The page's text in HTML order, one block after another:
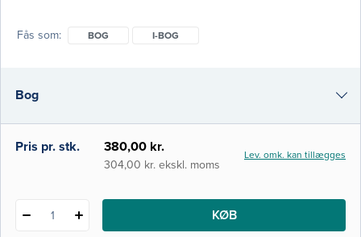
spiller i hverdagen - både i den private
om de sym
Fås som BOG I-BOG
Bog
i-bog
Pris pr. stk. 380,00 kr.
304,00 kr. ekskl. moms
Lev. omk. kan tillægges
1 KØB